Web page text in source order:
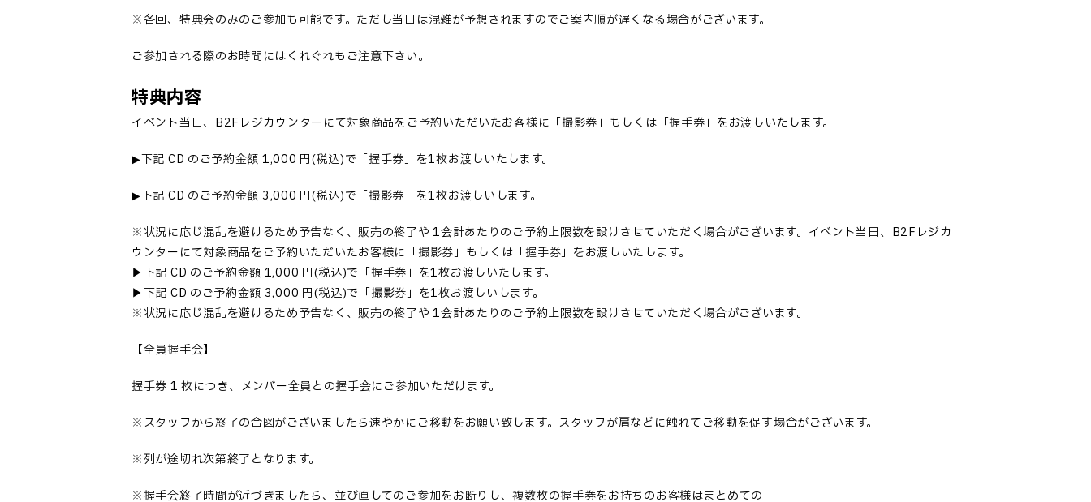
※各回、特典会のみのご参加も可能です。ただし当日は混雑が予想されますのでご案内順が遅くなる場合がございます。
ご参加される際のお時間にはくれぐれもご注意下さい。
特典内容
イベント当日、 B2F レジカウンターにて対象商品をご予約いただいたお客様に「撮影券」もしくは「握手券」をお渡しいたします。
▶下記 CD のご予約金額 1,000 円(税込)で「握手券」を1枚お渡しいたします。
▶下記 CD のご予約金額 3,000 円(税込)で「撮影券」を1枚お渡しいします。
※状況に応じ混乱を避けるため予告なく、販売の終了や 1会計あたりのご予約上限数を設けさせていただく場合がございます。イベント当日、B2Fレジカ
ウンターにて対象商品をご予約いただいたお客様に「撮影券」もしくは「握手券」をお渡しいたします。
▶下記 CD のご予約金額 1,000 円(税込)で「握手券」を1枚お渡しいたします。
▶下記 CD のご予約金額 3,000 円(税込)で「撮影券」を1枚お渡しいします。
※状況に応じ混乱を避けるため予告なく、販売の終了や 1会計あたりのご予約上限数を設けさせていただく場合がございます。
【全員握手会】
握手券 1枚につき、メンバー全員との握手会にご参加いただけます。
※スタッフから終了の合図がございましたら速やかにご移動をお願い致します。スタッフが肩などに触れてご移動を促す場合がございます。
※列が途切れ次第終了となります。
※握手会終了時間が近づきましたら、並び直してのご参加をお断りし、複数枚の握手券をお持ちのお客様はまとめての